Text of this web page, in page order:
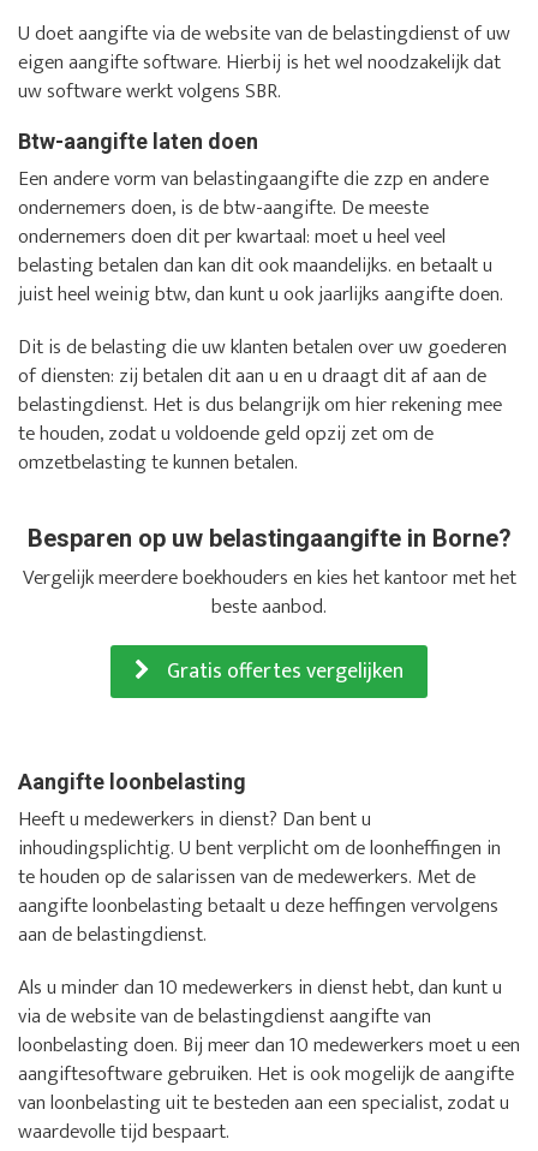
U doet aangifte via de website van de belastingdienst of uw
eigen aangifte software. Hierbij is het wel noodzakelijk dat
uw software werkt volgens SBR.
Btw-aangifte laten doen
Een andere vorm van belastingaangifte die zzp en andere
ondernemers doen, is de btw-aangifte. De meeste
ondernemers doen dit per kwartaal: moet u heel veel
belasting betalen dan kan dit ook maandelijks. en betaalt u
juist heel weinig btw, dan kunt u ook jaarlijks aangifte doen.
Dit is de belasting die uw klanten betalen over uw goederen
of diensten: zij betalen dit aan u en u draagt dit af aan de
belastingdienst. Het is dus belangrijk om hier rekening mee
te houden, zodat u voldoende geld opzij zet om de
omzetbelasting te kunnen betalen.
Besparen op uw belastingaangifte in Borne?
Vergelijk meerdere boekhouders en kies het kantoor met het
beste aanbod.
Gratis offertes vergelijken
Aangifte loonbelasting
Heeft u medewerkers in dienst? Dan bent u
inhoudingsplichtig. U bent verplicht om de loonheffingen in
te houden op de salarissen van de medewerkers. Met de
aangifte loonbelasting betaalt u deze heffingen vervolgens
aan de belastingdienst.
Als u minder dan 10 medewerkers in dienst hebt, dan kunt u
via de website van de belastingdienst aangifte van
loonbelasting doen. Bij meer dan 10 medewerkers moet u een
aangiftesoftware gebruiken. Het is ook mogelijk de aangifte
van loonbelasting uit te besteden aan een specialist, zodat u
waardevolle tijd bespaart.